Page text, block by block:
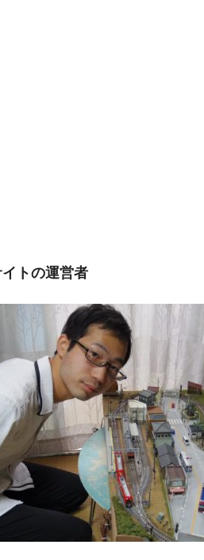
トの運営者